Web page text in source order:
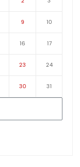
9 10
16 17
23 24
30 31